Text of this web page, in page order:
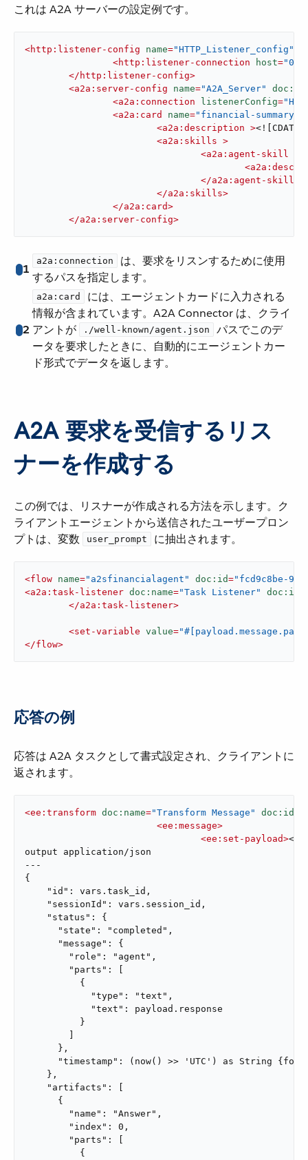
これは A2A サーバーの設定例です。
<http:listener-config name="HTTP_Listener_config"
<http:listener-connection host=
</ http:listener-config>
<a2a:server-config name="A2A_Server"
<a2a:connection listenerConfig=
<a2a:card name="financial-summary-
<a2a:description >
<a2a:skills >
<a2a:agent-skill
<
</a2a:agent-skill
</a2a:skills>
</a2a:card>
</a2a:server-config>
1
a2a:connection
​ は、要求をリスンするために使用
するパスを指定します。
2
a2a:card
​ には、エージェントカードに入力される
情報が含まれています。A2A Connector は、クライ
アントが ​
./well-known/agent.json
​ パスでこのデ
ータを要求したときに、自動的にエージェントカー
ド形式でデータを返します。
A2A 要求を受信するリス
ナーを作成する
この例では、リスナーが作成される方法を示します。ク
ライアントエージェントから送信されたユーザープロン
プトは、変数 ​
user_prompt ​ に抽出されます。
<flow name="a2sfinancialagent" doc:id="fcd9c8be-
<a2a:task-listener doc:name="Task Listener" doc:id
</a2a:task-listener>
<set-variable value=
</flow>
応答の例
応答は A2A タスクとして書式設定され、クライアントに
返されます。
<ee:transform doc:name="Transform Message" doc:id
<ee:message>
<ee:set-payload>
output application/json
---
{
    "id": vars.task_id,
    "sessionId": vars.session_id,
    "status": {
      "state": "completed",
      "message": {
        "role": "agent",
        "parts": [
          {
            "type": "text",
            "text": payload.response
          }
      },
"timestamp": (now() >> 'UTC') as String
    },
    "artifacts": [
      {
        "name": "Answer",
        "index": 0,
        "parts": [
          {